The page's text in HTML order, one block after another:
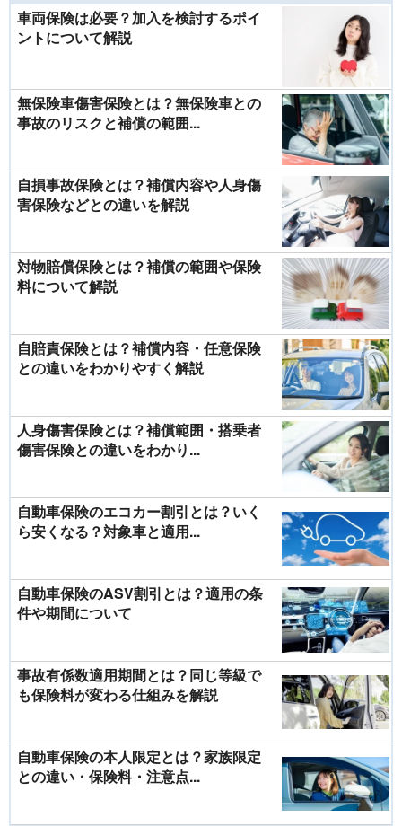
車両保険は必要？加入を検討するポイ
ントについて解説
無保険車傷害保険とは？無保険車との
事故のリスクと補償の範囲...
自損事故保険とは？補償内容や人身傷
害保険などとの違いを解説
対物賠償保険とは？補償の範囲や保険
料について解説
自賠責保険とは？補償内容・任意保険
との違いをわかりやすく解説
人身傷害保険とは？補償範囲・搭乗者
傷害保険との違いをわかり...
自動車保険のエコカー割引とは？いく
ら安くなる？対象車と適用...
自動車保険のASV割引とは？適用の条
件や期間について
事故有係数適用期間とは？同じ等級で
も保険料が変わる仕組みを解説
自動車保険の本人限定とは？家族限定
との違い・保険料・注意点...